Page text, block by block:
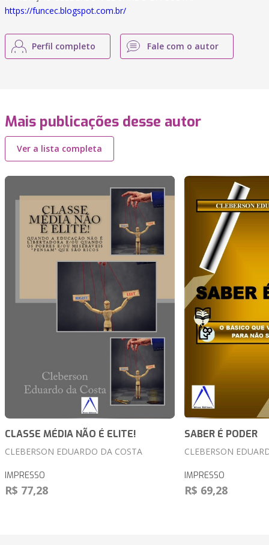
https://funcec.blogspot.com.br/
Perfil completo Fale com o autor
Mais publicações desse autor
Ver a lista completa
CLASSE MÉDIA NÃO É ELITE!
CLEBERSON EDUARDO DA COSTA
IMPRESSO
R$ 77,28
SABER É PODER
CLEBERSON
IMPRESSO
R$ 69,28